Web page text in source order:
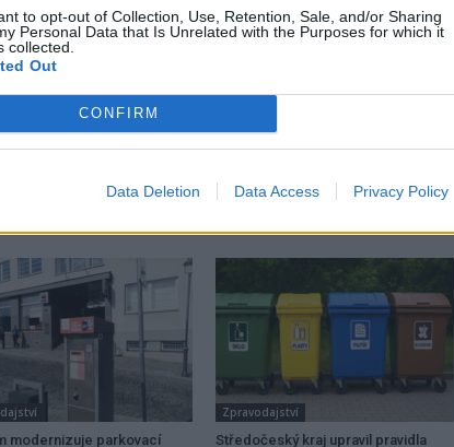
to opt-out of Collection, Use, Retention, Sale, and/or Sharing
Personal Data that Is Unrelated with the Purposes for which it
collected.
Out
CONFIRM
Data Deletion Data Access Privacy Policy
Vysvědčení za první pololetí dostali i studující
modernizuje parkovací
Zpravodajství
Středočeský kraj upravil pravidla